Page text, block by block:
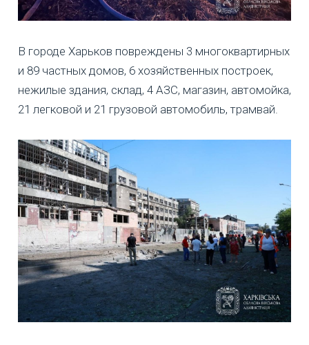
В городе Харьков повреждены 3 многоквартирных
и 89 частных домов, 6 хозяйственных построек,
нежилые здания, склад, 4 АЗС, магазин, автомойка,
21 легковой и 21 грузовой автомобиль, трамвай.